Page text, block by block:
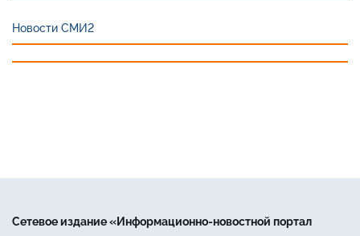
Новости СМИ2
Сетевое издание «Информационно-новостной портал